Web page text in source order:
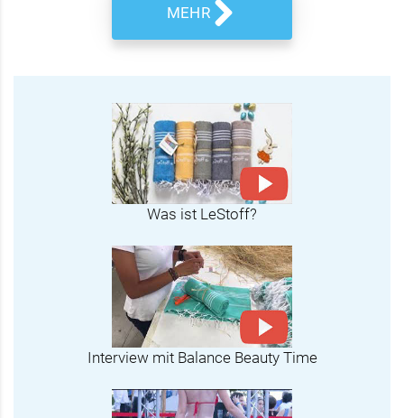
MEHR
Was ist LeStoff?
Interview mit Balance Beauty Time